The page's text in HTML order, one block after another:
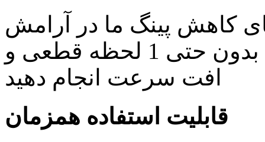
کاهش پینگ ما در آرامش
خاطر کار های روزمره خود را بدون حتی 1 لحظه قطعی و
افت سرعت انجام دهید
قابلیت استفاده همزمان